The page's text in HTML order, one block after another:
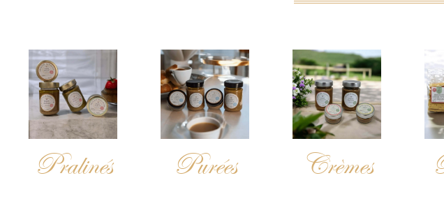
Pralinés Purées Crèmes